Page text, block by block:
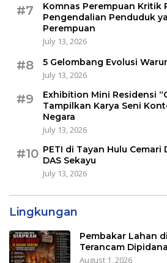
#7
Komnas Perempuan Kritik
Pengendalian Penduduk
Perempuan
July 13, 2026
#8
5 Gelombang Evolusi
July 13, 2026
#9
Exhibition Mini Residensi
Tampilkan Karya Seni
Negara
July 13, 2026
#10 PETI di Tayan Hulu Cemari
DAS Sekayu
July 13, 2026
Lingkungan
Pembakar Lahan
Terancam Dipidana
August 1, 2026